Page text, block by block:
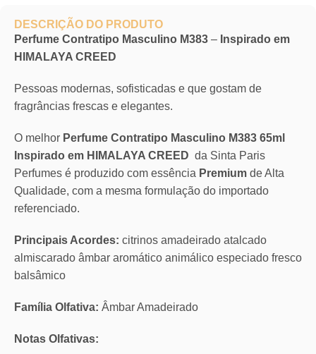
DESCRIÇÃO DO PRODUTO
Perfume Contratipo Masculino M383 – Inspirado em
HIMALAYA CREED
Pessoas modernas, sofisticadas e que gostam de
fragrâncias frescas e elegantes.
O melhor Perfume Contratipo Masculino M383 65ml
Inspirado em HIMALAYA CREED da Sinta Paris
Perfumes é produzido com essência Premium de Alta
Qualidade, com a mesma formulação do importado
referenciado.
Principais Acordes: citrinos amadeirado atalcado
almiscarado âmbar aromático animálico especiado fresco
balsâmico
Família Olfativa: Âmbar Amadeirado
Notas Olfativas: